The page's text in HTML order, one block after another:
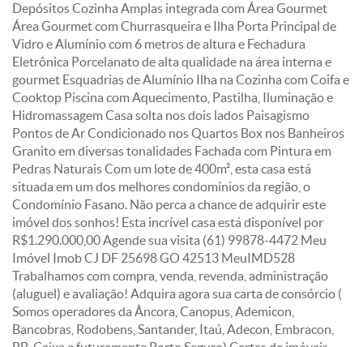
Depósitos Cozinha Amplas integrada com Área Gourmet
Área Gourmet com Churrasqueira e Ilha Porta Principal de
Vidro e Alumínio com 6 metros de altura e Fechadura
Eletrônica Porcelanato de alta qualidade na área interna e
gourmet Esquadrias de Alumínio Ilha na Cozinha com Coifa e
Cooktop Piscina com Aquecimento, Pastilha, Iluminação e
Hidromassagem Casa solta nos dois lados Paisagismo
Pontos de Ar Condicionado nos Quartos Box nos Banheiros
Granito em diversas tonalidades Fachada com Pintura em
Pedras Naturais Com um lote de 400m², esta casa está
situada em um dos melhores condomínios da região, o
Condomínio Fasano. Não perca a chance de adquirir este
imóvel dos sonhos! Esta incrível casa está disponível por
R$1.290.000,00 Agende sua visita (61) 99878-4472 Meu
Imóvel Imob CJ DF 25698 GO 42513 MeuIMD528
Trabalhamos com compra, venda, revenda, administração
(aluguel) e avaliação! Adquira agora sua carta de consórcio (
Somos operadores da Âncora, Canopus, Ademicon,
Bancobras, Rodobens, Santander, Itaú, Adecon, Embracon,